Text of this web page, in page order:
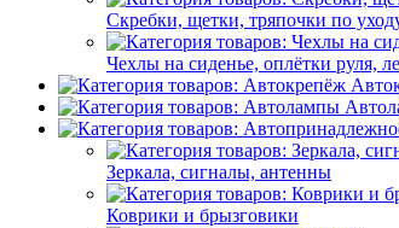
Скребки, щетки, тряпочки по
Чехлы на сиденье, оплётки руля,
Зеркала, сигналы, антенны
Коврики и брызговики